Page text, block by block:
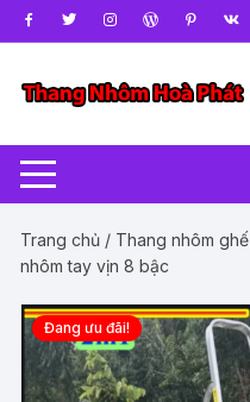
Chuyển
tới
dung
Trang chủ / Thang nhôm ghế
nhôm tay vịn 8 bậc
Đang ưu đãi!